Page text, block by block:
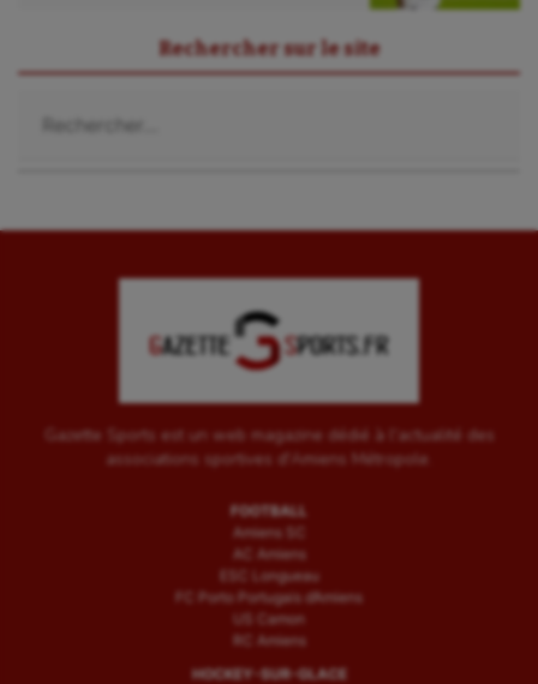
Tir
Tir à l'arc
Wakeboard
Water-polo
Rechercher sur le site
Gazette Sports est un web magazine dédié à l'actualité des
associations sportives d'Amiens Métropole.
FOOTBALL
Amiens SC
AC Amiens
ESC Longueau
FC Porto Portugais d’Amiens
US Camon
RC Amiens
HOCKEY-SUR-GLACE